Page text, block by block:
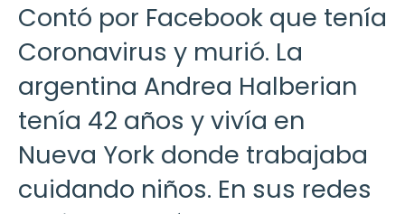
Contó por Facebook que tenía
Coronavirus y murió. La
argentina Andrea Halberian
tenía 42 años y vivía en
Nueva York donde trabajaba
cuidando niños. En sus redes